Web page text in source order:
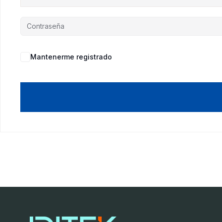
Mantenerme registrado